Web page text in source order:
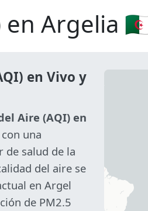
en Argelia
en Vivo y
Aire (AQI) en
una
de salud de la
del aire se
en Argel
de PM2.5